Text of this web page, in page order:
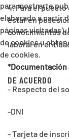
4. Para el
estar en
conocimientos
laboral en
*Documentación
- Respecto del
-DNI
- Tarjeta de
para mostrarte
elaborado a partir
páginas
de cookies u
de cookies.
DE ACUERDO